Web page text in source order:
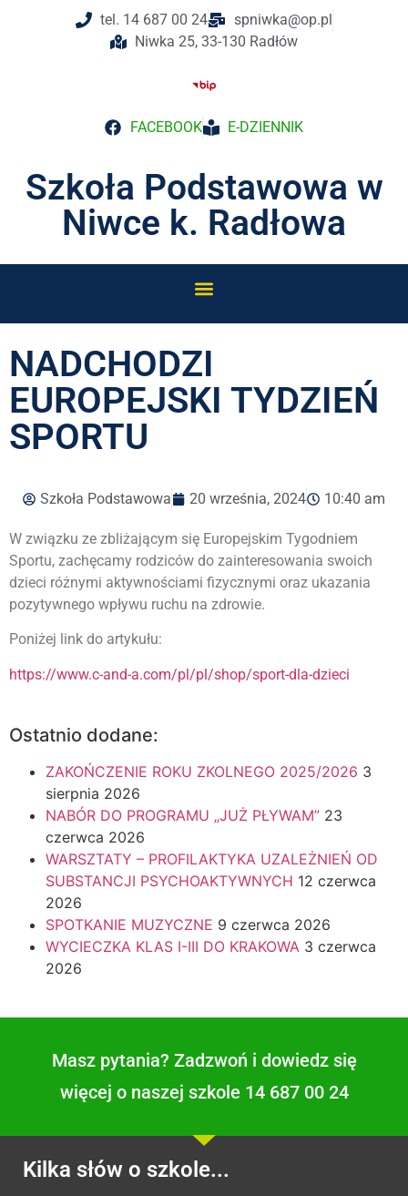
tel. 14 687 00 24
spniwka@op.pl
Niwka 25, 33-130 Radłów
FACEBOOK E-DZIENNIK
Szkoła Podstawowa w
Niwce k. Radłowa
NADCHODZI
EUROPEJSKI TYDZIEŃ
SPORTU
Szkoła Podstawowa 20 września, 2024 10:40 am
W związku ze zbliżającym się Europejskim Tygodniem
Sportu, zachęcamy rodziców do zainteresowania swoich
dzieci różnymi aktywnościami fizycznymi oraz ukazania
pozytywnego wpływu ruchu na zdrowie.
Poniżej link do artykułu:
https://www.c-and-a.com/pl/pl/shop/sport-dla-dzieci
Ostatnio dodane:
ZAKOŃCZENIE ROKU ZKOLNEGO 2025/2026 3
sierpnia 2026
NABÓR DO PROGRAMU „JUŻ PŁYWAM” 23
czerwca 2026
WARSZTATY – PROFILAKTYKA UZALEŻNIEŃ OD
SUBSTANCJI PSYCHOAKTYWNYCH 12 czerwca
2026
SPOTKANIE MUZYCZNE 9 czerwca 2026
WYCIECZKA KLAS I-III DO KRAKOWA 3 czerwca
2026
Masz pytania? Zadzwoń i dowiedz się
więcej o naszej szkole 14 687 00 24
Kilka słów o szkole...